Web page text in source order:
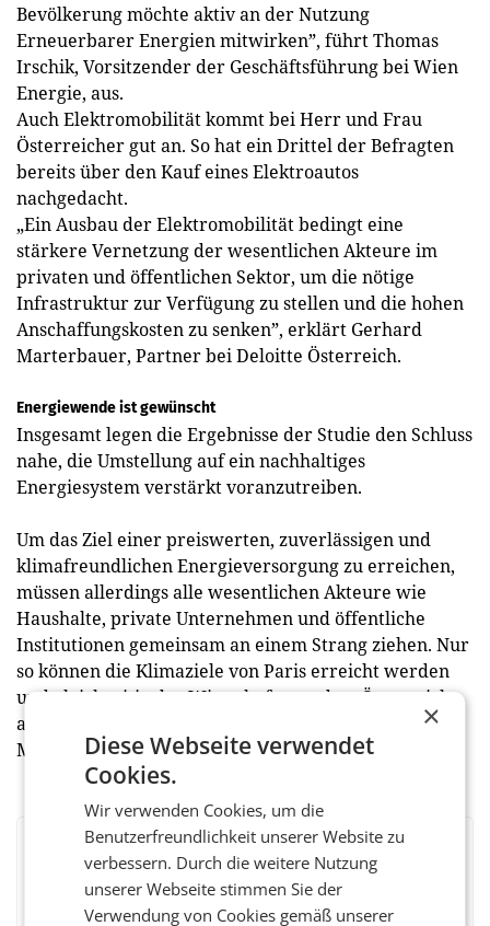
Bevölkerung möchte aktiv an der Nutzung
Erneuerbarer Energien mitwirken”, führt Thomas
Irschik, Vorsitzender der Geschäftsführung bei Wien
Energie, aus.
Auch Elektromobilität kommt bei Herr und Frau
Österreicher gut an. So hat ein Drittel der Befragten
bereits über den Kauf eines Elek­troautos
nachgedacht.
„Ein Ausbau der Elektromobilität bedingt eine
stärkere Vernetzung der wesentlichen Akteure im
privaten und öffentlichen Sektor, um die nötige
Infrastruktur zur Verfügung zu stellen und die hohen
Anschaffungskosten zu senken”, erklärt Gerhard
Marterbauer, Partner bei Deloitte Österreich.
Energiewende ist gewünscht
Insgesamt legen die Ergebnisse der Studie den Schluss
nahe, die Umstellung auf ein nachhaltiges
Energiesystem verstärkt voranzutreiben.
Um das Ziel einer preiswerten, zuverlässigen und
klimafreundlichen Energieversorgung zu erreichen,
müssen allerdings alle wesentlichen Akteure wie
Haushalte, private Unternehmen und öffentliche
Institutionen gemeinsam an einem Strang ziehen. Nur
so können die Klimaziele von Paris erreicht werden
und gleichzeitig der Wirtschaftsstandort Österreich
auf nachhaltige Weise wettbewerbs­fähig bleiben”, so
Marterbauer abschließend.
BEWERTEN SIE DIESEN ARTIKEL
×
Diese Webseite verwendet
Cookies.
Wir verwenden Cookies, um die
Benutzerfreundlichkeit unserer Website zu
verbessern. Durch die weitere Nutzung
unserer Webseite stimmen Sie der
Verwendung von Cookies gemäß unserer